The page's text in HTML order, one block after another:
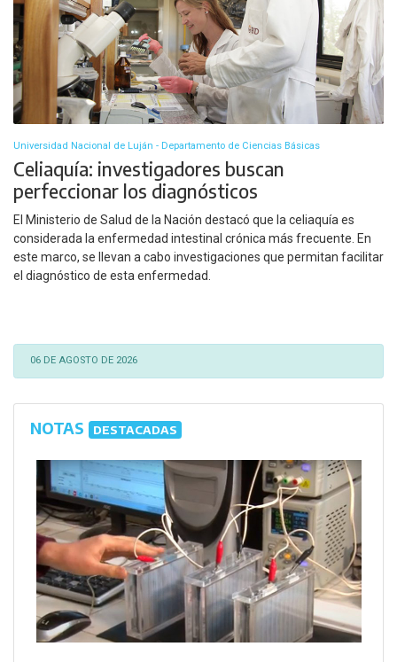
Universidad Nacional de Luján - Departamento de Ciencias Básicas
Celiaquía: investigadores buscan
perfeccionar los diagnósticos
El Ministerio de Salud de la Nación destacó que la celiaquía es
considerada la enfermedad intestinal crónica más frecuente. En
este marco, se llevan a cabo investigaciones que permitan facilitar
el diagnóstico de esta enfermedad.
06 DE AGOSTO DE 2026
NOTAS DESTACADAS